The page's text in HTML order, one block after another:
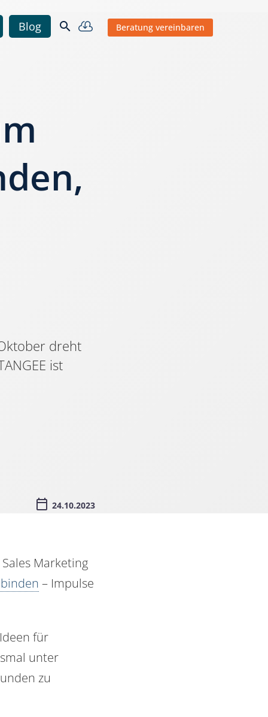
Blog 
 Beratung vereinbaren
dreht
ist
24.10.2023
Marketing
– Impulse
für
unter
zu